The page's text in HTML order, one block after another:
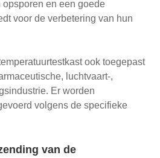
en een goede
voor de verbetering van hun
ook toegepast
luchtvaart-,
Er worden
volgens de specifieke
van de